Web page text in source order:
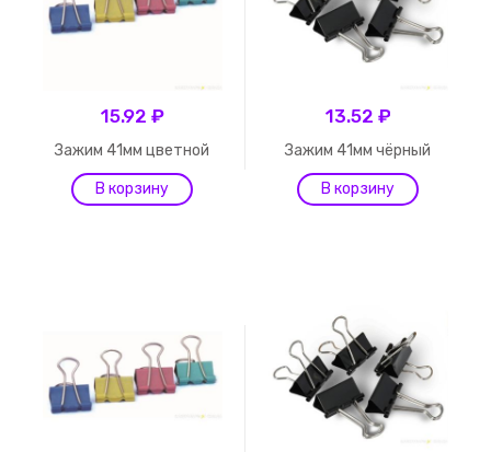
15.92 ₽
Зажим 41мм цветной
13.52 ₽
Зажим 41мм чёрный